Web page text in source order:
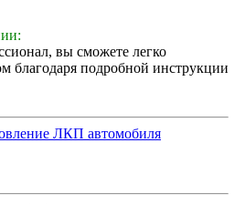
вы сможете легко
благодаря подробной инструкции
ЛКП автомобиля